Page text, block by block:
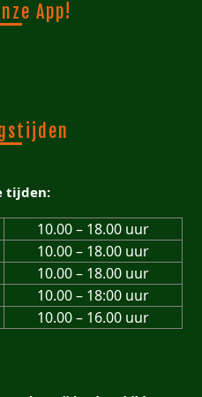
App!
tijden:
10.00 – 18.00 uur
10.00 – 18.00 uur
10.00 – 18.00 uur
10.00 – 18:00 uur
10.00 – 16.00 uur